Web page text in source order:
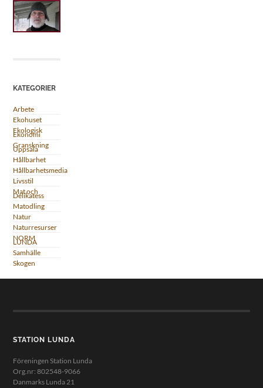
KATEGORIER
Arbete
Ekohuset
Ekologisk
Ekonomi
Granskning
Uppsala
Hållbarhet
Hållbarhetsmedia
Livsstil
Mat och
Delikatess
Matodling
Natur
Naturresurser
NORM
LUNDA
Samhälle
Skogen
STATION LUNDA
Föreningen Station Lunda
Org.nr: 802548-9066
Danmarks Lunda 21